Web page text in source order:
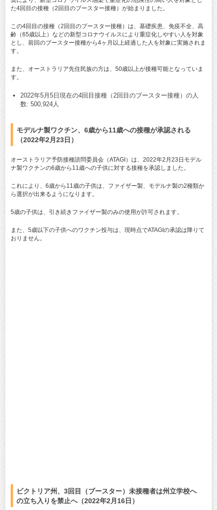
た4回目の接種（2回目のブースター接種）が始まりました。
この4回目の接種（2回目のブースター接種）は、基礎疾患、免疫不全、高
齢（65歳以上）などの新型コロナウイルスにより重症化しやすい人を対象
とし、前回のブースター接種から4ヶ月以上経過した人を対象に実施されま
す。
また、オーストラリア先住民族の方は、50歳以上が接種可能となっていま
す。
2022年5月5日現在の4回目接種（2回目のブースター接種）の人
数: 500,924人
モデルナ製ワクチン、6歳から11歳への接種が承認される
（2022年2月23日）
オーストラリア予防接種諮問委員会（ATAGI）は、2022年2月23日モデル
ナ製ワクチンの6歳から11歳への子供に対する接種を承認しました。
これにより、6歳から11歳の子供は、ファイザー製、モデルナ製の2種類か
ら選択が出来るようになります。
5歳の子供は、引き続きファイザー製のみの使用が許可されます。
また、5歳以下の子供へのワクチン投与は、現時点でATAGIの承認は降りて
おりません。
ビクトリア州、3回目（ブースター）未接種者は州立学校へ
の立ち入りを禁止へ（2022年2月16日）